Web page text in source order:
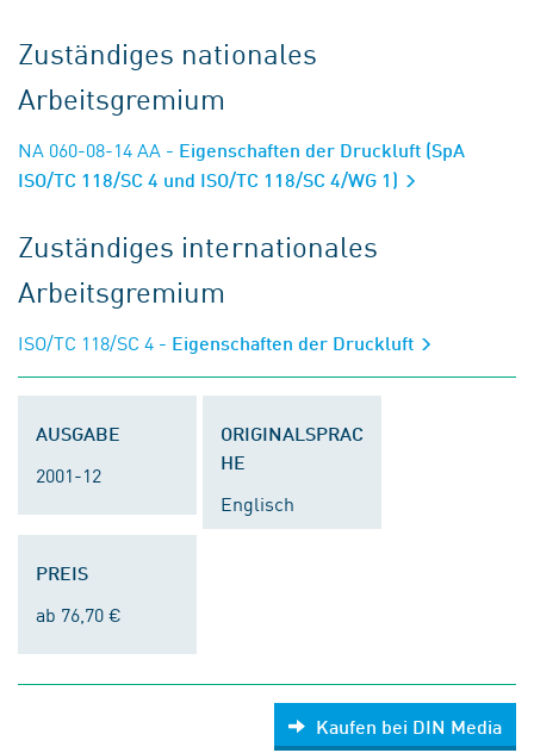
Zuständiges nationales
Arbeitsgremium
NA 060-08-14 AA - Eigenschaften der Druckluft (SpA
ISO/TC 118/SC 4 und ISO/TC 118/SC 4/WG 1)
Zuständiges internationales
Arbeitsgremium
ISO/TC 118/SC 4 - Eigenschaften der Druckluft
AUSGABE
2001-12
ORIGINALSPRAC
HE
Englisch
PREIS
ab 76,70 €
Kaufen bei DIN Media